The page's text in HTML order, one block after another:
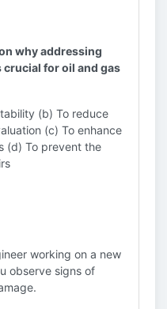
why addressing
crucial for oil and gas
(b) To reduce
(c) To enhance
(d) To prevent the
working on a new
observe signs of